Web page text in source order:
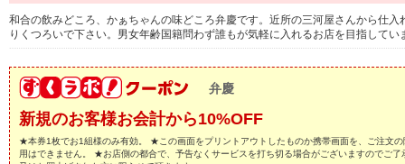
和合の飲みどころ、かぁちゃんの味どころ弁慶です。近所の三河屋さんから仕
りくつろいで下さい。男女年齢国籍問わず誰もが気軽に入れるお店を目指して
弁慶
新規のお客様お会計から10%OFF
★本券1枚でお1組様のみ有効。 ★この画面をプリントアウトしたものか携帯画面を、ご注文
用はできません。 ★お店側の都合で、予告なくサービスを打ち切る場合がございますのでご